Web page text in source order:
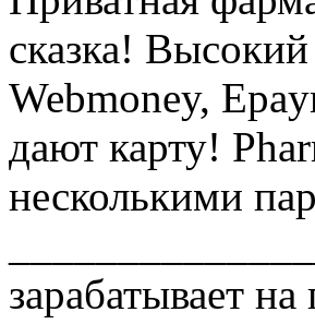
сказка!
Webmoney,
дают карту!
несколькими
зарабатывает